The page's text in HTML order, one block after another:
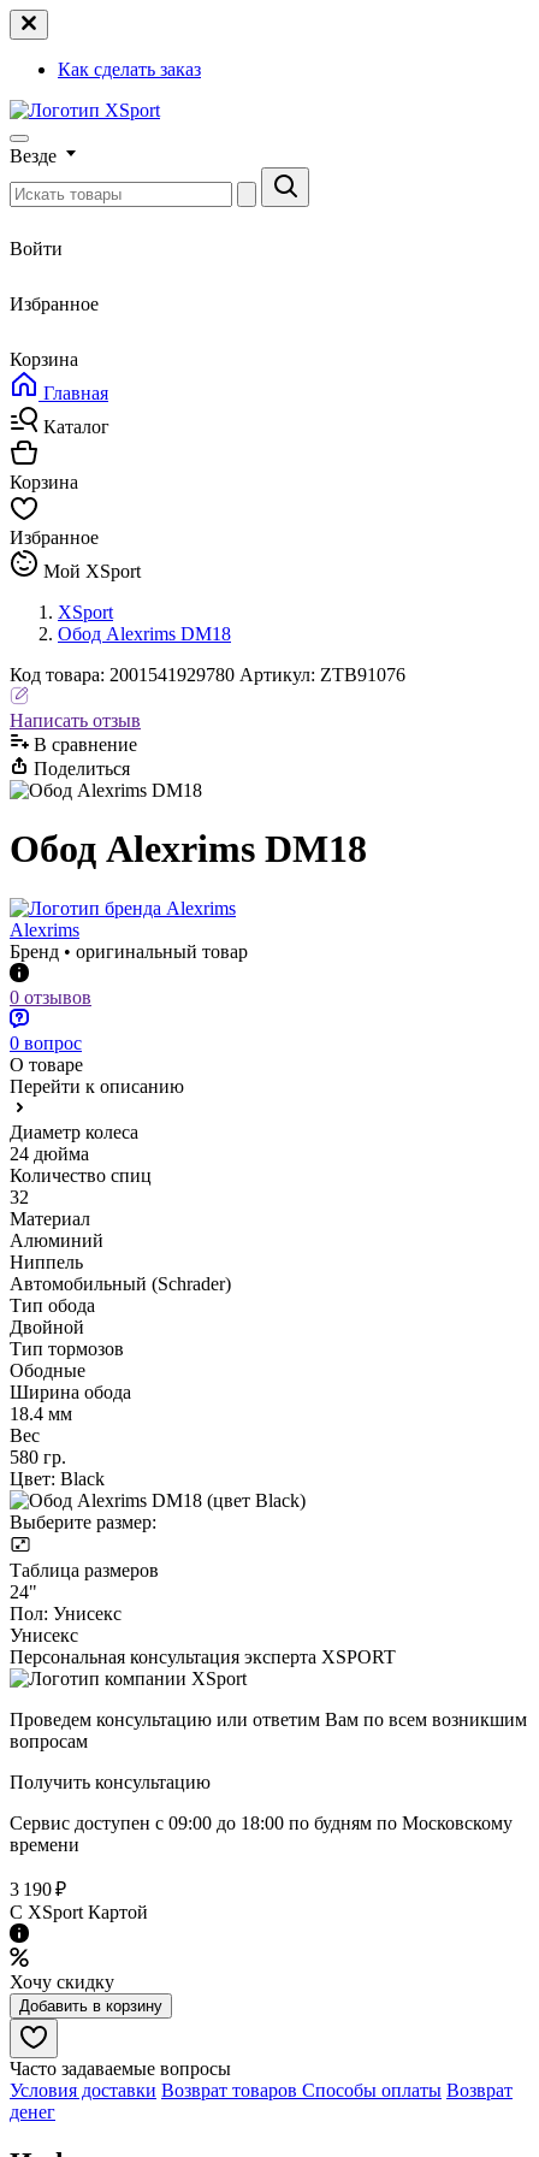
Как сделать заказ
Везде
Войти
Избранное
Корзина
Главная
Каталог
Корзина
Избранное
Мой XSport
XSport
Обод Alexrims DM18
Код товара: 2001541929780 Артикул: ZTB91076
Написать отзыв
В сравнениe
Поделиться
Обод Alexrims DM18
Alexrims
Бренд • оригинальный товар
0 отзывов
0 вопрос
О товаре
Перейти к описанию
Диаметр колеса
24 дюйма
Количество спиц
32
Материал
Алюминий
Ниппель
Автомобильный (Schrader)
Тип обода
Двойной
Тип тормозов
Ободные
Ширина обода
18.4 мм
Вес
580 гр.
Цвет: Black
Выберите размер:
Таблица размеров
24"
Пол: Унисекс
Унисекс
Персональная консультация эксперта XSPORT
Проведем консультацию или ответим Вам по всем возникшим
вопросам
Получить консультацию
Сервис доступен с 09:00 до 18:00 по будням по Московcкому
времени
3 190 ₽
C XSport Картой
Хочу скидку
Добавить в корзину
Часто задаваемые вопросы
Условия доставки Возврат товаров Способы оплаты Возврат
денег